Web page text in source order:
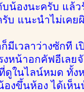
น้องนะครับ แล้
แนะนำไม่เคยผิ
มีเวลาว่างซักที
หน้าอกคัฟอีเลย
ดูในไลน์หมด ทั้
งขึ้นห้อง ได้เห็